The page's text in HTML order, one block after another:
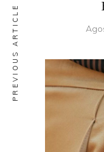
PREVIOUS ARTICLE